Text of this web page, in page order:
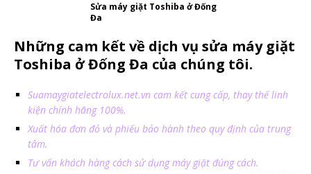
Sửa máy giặt Toshiba ở Đống
Đa
Những cam kết về dịch vụ sửa máy giặt
Toshiba ở Đống Đa của chúng tôi.
Suamaygiatelectrolux.net.vn cam kết cung cấp, thay thế linh
kiện chính hãng 100%.
Xuất hóa đơn đỏ và phiếu bảo hành theo quy định của trung
tâm.
Tư vấn khách hàng cách sử dụng máy giặt đúng cách.